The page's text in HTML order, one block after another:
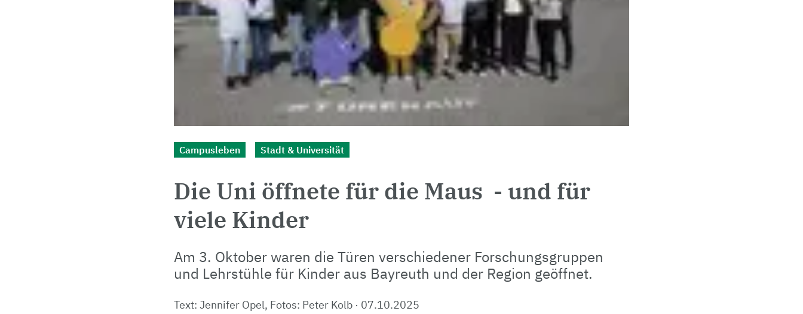
Campusleben Stadt & Universität
Die Uni öffnete für die Maus - und für
viele Kinder
Am 3. Oktober waren die Türen verschiedener Forschungsgruppen
und Lehrstühle für Kinder aus Bayreuth und der Region geöffnet.
Text: Jennifer Opel, Fotos: Peter Kolb· 07.10.2025